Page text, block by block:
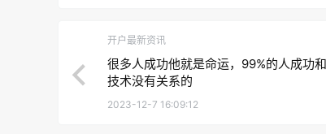
开户最新资讯
很多人成功他就是命运，99%的人成功
技术没有关系的
2023-12-7 16:09:12